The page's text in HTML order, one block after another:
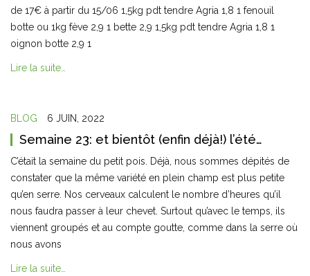
de 17€ à partir du 15/06 1,5kg pdt tendre Agria 1,8 1 fenouil
botte ou 1kg fève 2,9 1 bette 2,9 1,5kg pdt tendre Agria 1,8 1
oignon botte 2,9 1
Lire la suite…
BLOG 6 JUIN, 2022
Semaine 23: et bientôt (enfin déjà!) l’été…
C’était la semaine du petit pois. Déjà, nous sommes dépités de
constater que la même variété en plein champ est plus petite
qu’en serre. Nos cerveaux calculent le nombre d’heures qu’il
nous faudra passer à leur chevet. Surtout qu’avec le temps, ils
viennent groupés et au compte goutte, comme dans la serre où
nous avons
Lire la suite…